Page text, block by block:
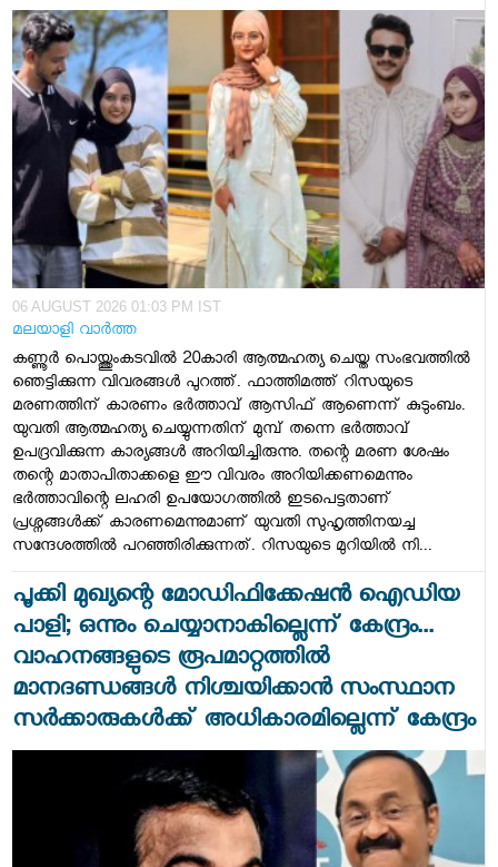
06 AUGUST 2026 01:03 PM IST
മലയാളി വാര്‍ത്ത
കണ്ണൂർ പൊയ്ത്തുംകടവിൽ 20കാരി ആത്മഹത്യ ചെയ്ത സംഭവത്തിൽ
ഞെട്ടിക്കുന്ന വിവരങ്ങൾ പുറത്ത്. ഫാത്തിമത്ത് റിസയുടെ
മരണത്തിന് കാരണം ഭർത്താവ് ആസിഫ് ആണെന്ന് കുടുംബം.
യുവതി ആത്മഹത്യ ചെയ്യുന്നതിന് മുമ്പ് തന്നെ ഭർത്താവ്
ഉപദ്രവിക്കുന്ന കാര്യങ്ങൾ അറിയിച്ചിരുന്നു. തന്റെ മരണ ശേഷം
തന്റെ മാതാപിതാക്കളെ ഈ വിവരം അറിയിക്കണമെന്നും
ഭർത്താവിന്റെ ലഹരി ഉപയോ​ഗത്തിൽ ഇടപെട്ടതാണ്
പ്രശ്നങ്ങൾക്ക് കാരണമെന്നുമാണ് യുവതി സുഹൃത്തിനയച്ച
സന്ദേശത്തിൽ പറഞ്ഞിരിക്കുന്നത്. റിസയുടെ മുറിയിൽ നി...
പൂക്കി മുഖ്യന്റെ മോഡിഫിക്കേഷൻ ഐഡിയ
പാളി; ഒന്നും ചെയ്യാനാകില്ലെന്ന് കേന്ദ്രം...
വാഹനങ്ങളുടെ രൂപമാറ്റത്തില്‍
മാനദണ്ഡങ്ങള്‍ നിശ്ചയിക്കാന്‍ സംസ്ഥാന
സര്‍ക്കാരുകള്‍ക്ക് അധികാരമില്ലെന്ന് കേന്ദ്രം